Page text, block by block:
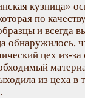
кузница»
по
и всегда
обнаружилось,
цех из-
из цеха в